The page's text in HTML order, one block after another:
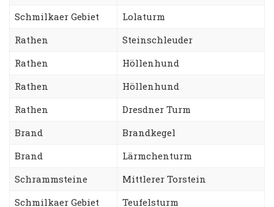
Schmilkaer Gebiet
Lolaturm
Rathen
Steinschleuder
Rathen
Höllenhund
Rathen
Höllenhund
Rathen
Dresdner Turm
Brand
Brandkegel
Brand
Lärmchenturm
Schrammsteine
Mittlerer Torstein
Schmilkaer Gebiet
Teufelsturm